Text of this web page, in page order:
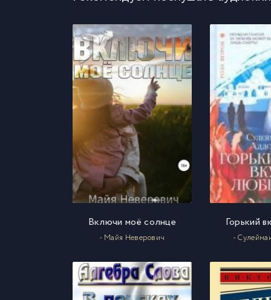
011
12
14
15
16
17
Включи моё солнце
- Майя Неверович
Горький
-